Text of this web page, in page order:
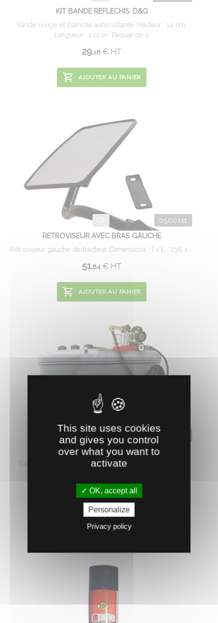
KIT BANDE REFLECHIS. D&G
Bande rouge et blanche autocollante. Hauteur : 14 cm,
longueur : 1.12 m. Paquet de 2
29.16 € HT
AJOUTER AU PANIER
0500111
RETROVISEUR AVEC BRAS GAUCHE
Rétroviseur gauche de tracteur. Dimensions : l x L : 236 x ...
51.84 € HT
AJOUTER AU PANIER
0500151
CUVE 1500 L GASOIL 60L/MIN
Cuve double paroi 1500 Litres. Volucompteur digital.
1503.06 €HT
AJOUTER AU PANIER
This site uses cookies
and gives you control
over what you want to
activate
OK, accept all
Personalize
Privacy policy